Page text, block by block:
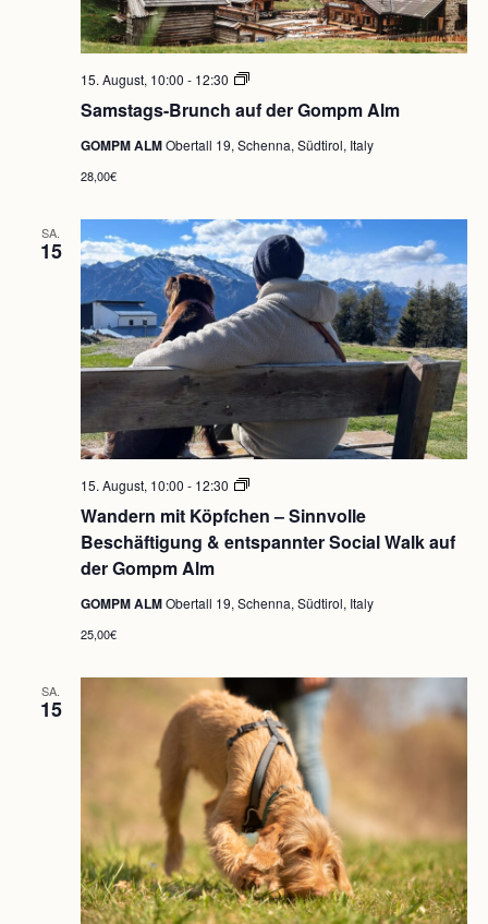
Samstags-Brunch auf der Gompm Alm
15. August, 10:00 - 12:30
Samstags-
auf
Gompm
GOMPM ALMObertall 19, Schenna, Südtirol, Italy
28,00€
SA.
15
Wandern mit Köpfchen – Sinnvolle
Beschäftigung & entspannter Social Walk auf
der Gompm Alm
15. August, 10:00 - 12:30
Wandern
Köpfchen
–
Sinnvolle
entspannter
der
Gompm
Alm
GOMPM ALMObertall 19, Schenna, Südtirol, Italy
25,00€
SA.
15